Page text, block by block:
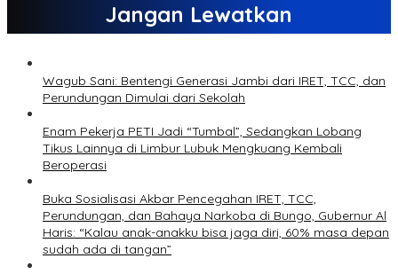
Jangan Lewatkan
Wagub Sani: Bentengi Generasi Jambi dari IRET, TCC, dan
Perundungan Dimulai dari Sekolah
Enam Pekerja PETI Jadi “Tumbal”, Sedangkan Lobang
Tikus Lainnya di Limbur Lubuk Mengkuang Kembali
Beroperasi
Buka Sosialisasi Akbar Pencegahan IRET, TCC,
Perundungan, dan Bahaya Narkoba di Bungo, Gubernur Al
Haris: “Kalau anak-anakku bisa jaga diri, 60% masa depan
sudah ada di tangan”